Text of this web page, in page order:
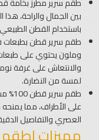
بين الجمال والراحة،
باستخدام القطن الطبيعي
طقم سرير قطن بطبعات
وملون يحتوي على
والانتعاش على غرفة
لمسة من النضارة.
طقم سرير قطن 100% مشغول بالركامة
على الأطراف، مما
العصري والتفاصيل